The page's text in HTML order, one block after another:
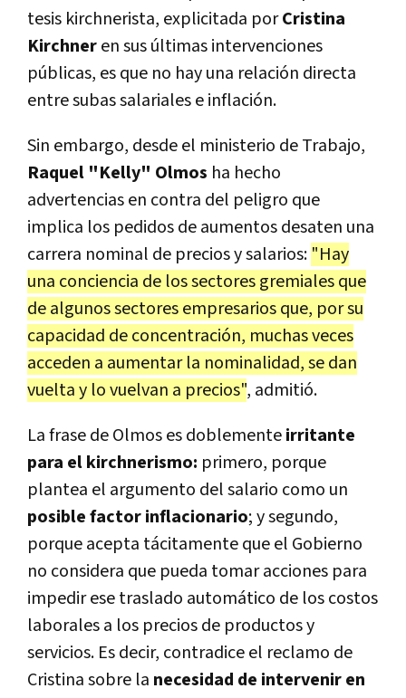
tesis kirchnerista, explicitada porCristina
Kirchneren sus últimas intervenciones
públicas, es que no hay una relación directa
entre subas salariales e inflación.
Sin embargo, desde el ministerio de Trabajo,
Raquel "Kelly" Olmos ha hecho
advertencias en contra del peligro que
implica los pedidos de aumentos desaten una
carrera nominal de precios y salarios: "Hay
una conciencia de los sectores gremiales que
de algunos sectores empresarios que, por su
capacidad de concentración, muchas veces
acceden a aumentar la nominalidad, se dan
vuelta y lo vuelvan a precios", admitió.
La frase de Olmos es doblementeirritante
para el kirchnerismo: primero, porque
plantea el argumento del salario como un
posible factor inflacionario; y segundo,
porque acepta tácitamente que el Gobierno
no considera que pueda tomar acciones para
impedir ese traslado automático de los costos
laborales a los precios de productos y
servicios. Es decir, contradice el reclamo de
Cristina sobre la necesidad de intervenir en